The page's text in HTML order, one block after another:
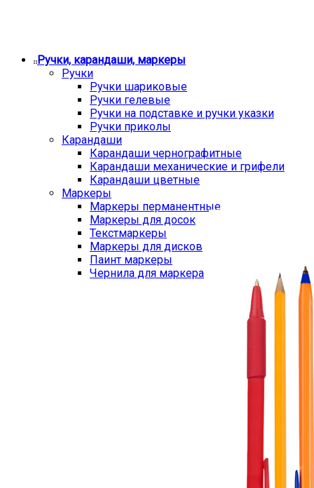
Ручки, карандаши, маркеры
Ручки
Ручки шариковые
Ручки гелевые
Ручки на подставке и ручки указки
Ручки приколы
Карандаши
Карандаши чернографитные
Карандаши механические и грифели
Карандаши цветные
Маркеры
Маркеры перманентные
Маркеры для досок
Текстмаркеры
Маркеры для дисков
Паинт маркеры
Чернила для маркера